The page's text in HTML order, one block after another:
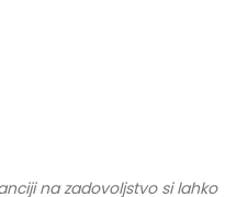
na zadovoljstvo si lahko